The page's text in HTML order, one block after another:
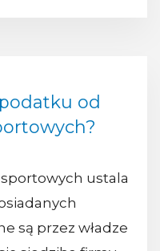
od
ustala
są przez władze